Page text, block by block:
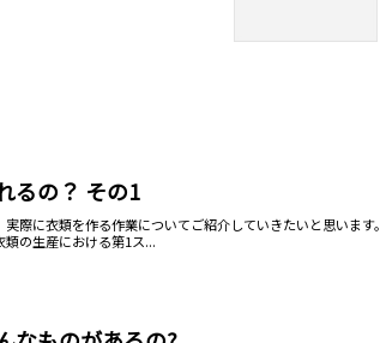
るの？ その1
に衣類を作る作業についてご紹介していきたいと思います。
の生産における第1ス...